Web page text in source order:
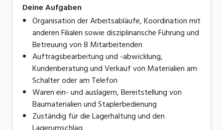
Deine Aufgaben
Organisation der Arbeitsabläufe, Koordination mit
anderen Filialen sowie disziplinarische Führung und
Betreuung von 8 Mitarbeitenden
Auftragsbearbeitung und -abwicklung,
Kundenberatung und Verkauf von Materialien am
Schalter oder am Telefon
Waren ein- und auslagern, Bereitstellung von
Baumaterialien und Staplerbedienung
Zuständig für die Lagerhaltung und den